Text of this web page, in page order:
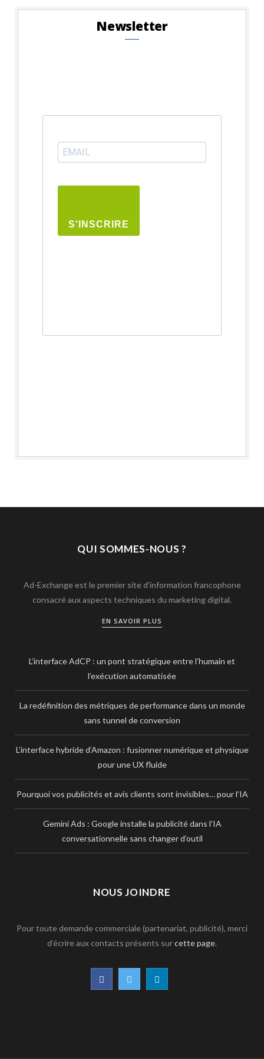
Newsletter
S'INSCRIRE
QUI SOMMES-NOUS ?
Ad-Exchange est le premier site d’information francophone
consacré aux aspects techniques du marketing digital.
EN SAVOIR PLUS
L’interface AdCP : un pont stratégique entre l’humain et
l’exécution automatisée
La redéfinition des métriques de performance dans un monde
sans tunnel de conversion
L’interface hybride d’Amazon : fusionner numérique et physique
pour une UX fluide
Pourquoi vos publicités et avis clients sont invisibles… pour l’IA
Gemini Ads : Google installe la publicité dans l’IA
conversationnelle sans changer d’outil
NOUS JOINDRE
Pour toute demande commerciale (partenariat, publicité), merci
d’écrire aux contacts présents surcette page.
F T L